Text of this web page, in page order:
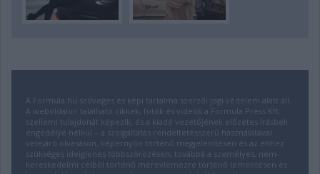
A Formula.hu szöveges és képi tartalma szerzői jogi védelem alatt áll.
A weboldalon található cikkek, fotók és videók a Formula Press Kft.
szellemi tulajdonát képezik, és a kiadó vezetőjének előzetes írásbeli
engedélye nélkül – a szolgáltatás rendeltetésszerű használatával
velejáró olvasáson, képernyőn történő megjelenítésen és az ehhez
szükséges ideiglenes többszörözésen, továbbá a személyes, nem-
kereskedelmi célból történő merevlemezre történő lementésen és